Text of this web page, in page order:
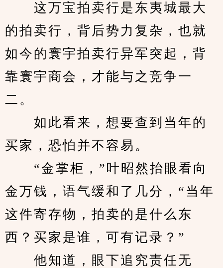
这万宝拍卖行是东夷城最大
的拍卖行，背后势力复杂，也就
如今的寰宇拍卖行异军突起，背
靠寰宇商会，才能与之竞争一
二。
如此看来，想要查到当年的
买家，恐怕并不容易。
“金掌柜，”叶昭然抬眼看向
金万钱，语气缓和了几分，“当年
这件寄存物，拍卖的是什么东
西？买家是谁，可有记录？”
他知道，眼下追究责任无